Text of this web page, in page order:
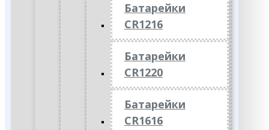
Батарейки
CR1216
Батарейки
CR1220
Батарейки
CR1616